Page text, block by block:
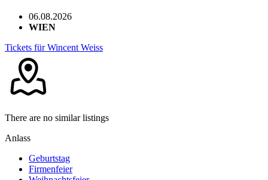
06.08.2026
WIEN
Tickets für Wincent Weiss
There are no similar listings
Anlass
Geburtstag
Firmenfeier